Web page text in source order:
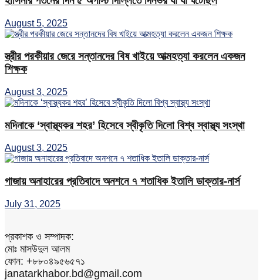
August 5, 2025
স্ত্রীর পরকীয়ার জেরে সন্তানদের বিষ খাইয়ে আত্মহত্যা করলেন একজন
শিক্ষক
August 3, 2025
মদিনাকে ‘স্বাস্থ্যকর শহর’ হিসেবে স্বীকৃতি দিলো বিশ্ব স্বাস্থ্য সংস্থা
August 3, 2025
গাজায় অনাহারের প্রতিবাদে অনশনে ৭ শতাধিক ইতালি ডাক্তার-নার্স
July 31, 2025
প্রকাশক ও সম্পাদক:
মোঃ মাসউদুল আলম
ফোন: +৮৮০৪৯৫৬৫৭১
janatarkhabor.bd@gmail.com